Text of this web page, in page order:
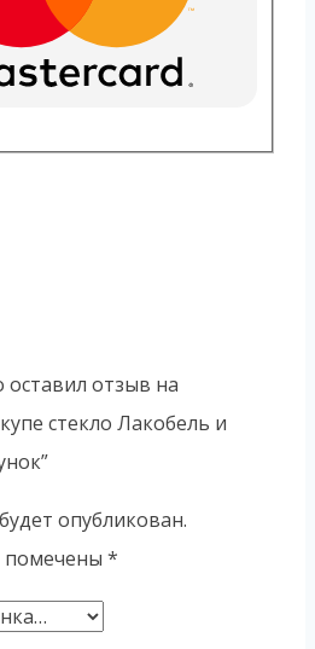
отзыв на
стекло Лакобель и
опубликован.
помечены *